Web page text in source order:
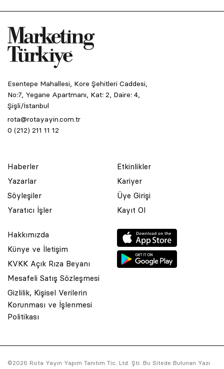
Esentepe Mahallesi, Kore Şehitleri Caddesi,
No:7, Yegane Apartmanı, Kat: 2, Daire: 4,
Şişli/İstanbul
rota@rotayayin.com.tr
0 (212) 211 11 12
Haberler
Yazarlar
Söyleşiler
Yaratıcı İşler
Etkinlikler
Kariyer
Üye Girişi
Kayıt Ol
Hakkımızda
Künye ve İletişim
KVKK Açık Rıza Beyanı
Mesafeli Satış Sözleşmesi
Gizlilik, Kişisel Verilerin
Korunması ve İşlenmesi
Politikası
©2026 Rota Yayın Yapım Tanıtım Tic. Ltd. Şti. Bu Sitede Bulunan Yazı
© 2001 Rota Yayın Yapım Tanıtım Tic. Ltd. Şti. Bu Sitede Bulunan
Asquared WordPress Agencytarafından tasarlanmış ve